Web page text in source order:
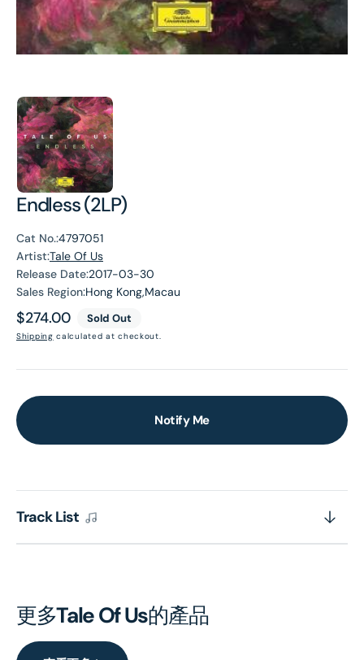
Endless (2LP)
Cat No.:4797051
Artist:Tale Of Us
Release Date:2017-03-30
Sales Region:Hong Kong,Macau
Regular
price
$274.00 Sold Out
Shipping calculated at checkout.
Notify Me
Track List
更多Tale Of Us的產品